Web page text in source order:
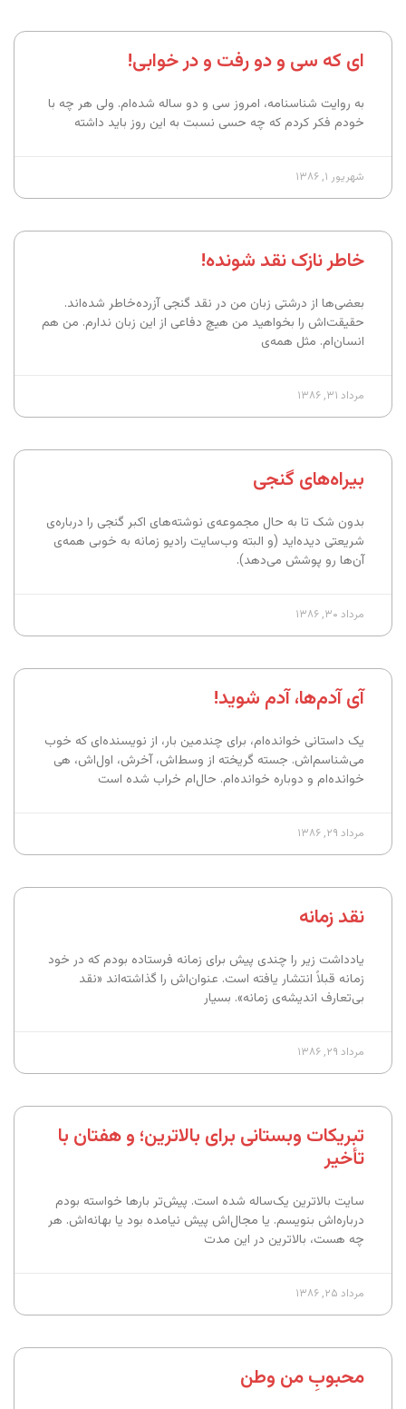
ای که سی و دو رفت و در خوابی!
به روایت شناسنامه، امروز سی و دو ساله شده‌ام. ولی هر چه با
خودم فکر کردم که چه حسی نسبت به این روز باید داشته
شهریور ۱, ۱۳۸۶
خاطر نازک نقد شونده!
بعضی‌ها از درشتی زبان من در نقد گنجی آزرده‌خاطر شده‌اند.
حقیقت‌اش را بخواهید من هیچ دفاعی از این زبان ندارم. من هم
انسان‌ام. مثل همه‌ی
مرداد ۳۱, ۱۳۸۶
بیراه‌های گنجی
بدون شک تا به حال مجموعه‌ی نوشته‌های اکبر گنجی را درباره‌ی
شریعتی دیده‌اید (و البته وب‌سایت رادیو زمانه به خوبی همه‌ی
آن‌ها رو پوشش می‌دهد).
مرداد ۳۰, ۱۳۸۶
آی آدم‌ها، آدم شوید!
یک داستانی خوانده‌ام، برای چندمین بار، از نویسنده‌ای که خوب
می‌شناسم‌اش. جسته گریخته از وسط‌اش، آخرش، اول‌اش، هی
خوانده‌ام و دوباره خوانده‌ام. حال‌ام خراب شده است
مرداد ۲۹, ۱۳۸۶
نقد زمانه
یادداشت زیر را چندی پیش برای زمانه فرستاده بودم که در خود
زمانه قبلاً انتشار یافته است. عنوان‌اش را گذاشته‌اند «نقد
بی‌تعارف اندیشه‌ی زمانه». بسیار
مرداد ۲۹, ۱۳۸۶
تبریکات وبستانی برای بالاترین؛ و هفتان با
تأخیر
سایت بالاترین یک‌ساله شده است. پیش‌تر بارها خواسته بودم
درباره‌اش بنویسم. یا مجال‌اش پیش نیامده بود یا بهانه‌اش. هر
چه هست، بالاترین در این مدت
مرداد ۲۵, ۱۳۸۶
محبوبِ من وطن